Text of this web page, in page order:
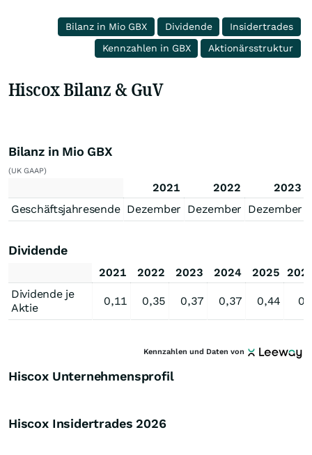
Bilanz in Mio GBX Dividende
Insidertrades
Kennzahlen in GBX
Aktionärsstruktur
Hiscox Bilanz & GuV
Bilanz in Mio GBX
(UK GAAP)
2021 2022
2023
Geschäftsjahresende Dezember Dezember Dezember
Dividende
2021 2022 2023 2024 2025
Dividende je
Aktie
0,11 0,35 0,37 0,37 0,44
Kennzahlen und Daten von
Hiscox Unternehmensprofil
Hiscox Insidertrades 2026